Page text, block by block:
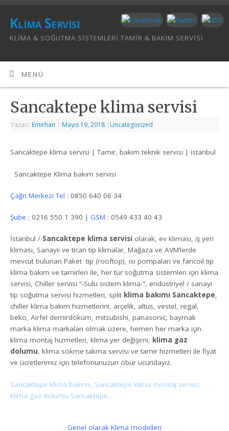
Klima Servisi
KLIMA & SOĞUTMA SISTEMLERI TAMIR & BAKIM SERVISI
MENÜ
Sancaktepe klima servisi
Yazarı: Emirhan | Mayıs 19, 2018 | Uncategorized
Sancaktepe klima servisi | Tamir, bakım teknik servisi | istanbul
Sancaktepe Klima bakım servisi
Çağrı Merkezi Tel : 0850 640 06 34
Şube ;0216 550 1 390 |GSM : 0549 433 40 43
İstanbul / Sancaktepe klima servisi olarak, ev kliması, iş yeri
kliması, Sanayii ve ticari tip klimalar, Mağaza ve AVM’lerde
mevcut bulunan Paket tip (rooftop), ısı pompaları ve fancoil tip
klima bakım ve tamirleri ile, her tür soğutma sistemleri için klima
servisi, Chiller servisi “-Sulu sistem klima-“, endüstriyel / sanayi
tip soğutma servisi hizmetleri, split klima bakımı Sancaktepe,
chiller klima bakım hizmetlerini, arçelik, altus, vestel, regal,
beko, Airfel demirdöküm, mitsubishi, panasonic, baymak
marka klima markaları olmak üzere, hemen her marka için
klima montaj hizmetleri, klima yer değişimi, klima gaz
dolumu, klima sökme takma servisi ve tamir hizmetleri ile fiyat
ve ücretlerimiz için telefonunuzun öbür ucundayız.
Sancaktepe klima bakımı, Sancaktepe klima montaj servisi,
klima gaz dolumu Sancaktepe,
Genel olarak Klima modelleri